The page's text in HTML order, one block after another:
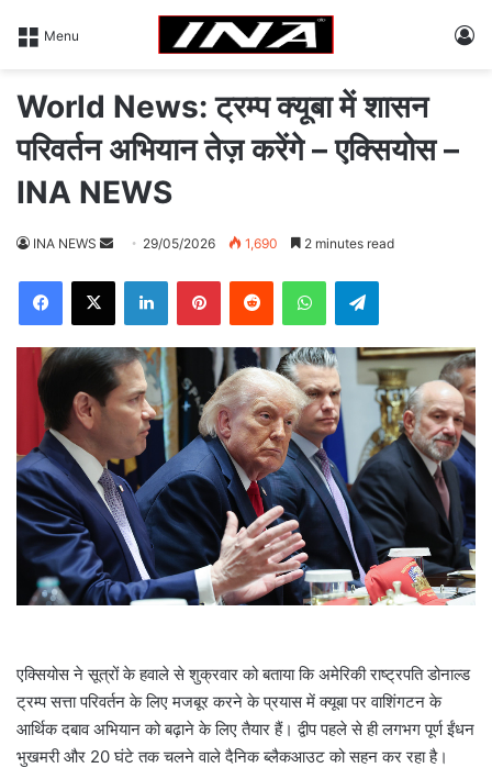
Menu
World News: ट्रम्प क्यूबा में शासन
परिवर्तन अभियान तेज़ करेंगे – एक्सियोस –
INA NEWS
INA NEWS
d
a
n
e
i
l
29/05/2026 1,690 2 minutes read
एक्सियोस ने सूत्रों के हवाले से शुक्रवार को बताया कि अमेरिकी राष्ट्रपति डोनाल्ड
ट्रम्प सत्ता परिवर्तन के लिए मजबूर करने के प्रयास में क्यूबा पर वाशिंगटन के
आर्थिक दबाव अभियान को बढ़ाने के लिए तैयार हैं। द्वीप पहले से ही लगभग पूर्ण ईंधन
भुखमरी और 20 घंटे तक चलने वाले दैनिक ब्लैकआउट को सहन कर रहा है।